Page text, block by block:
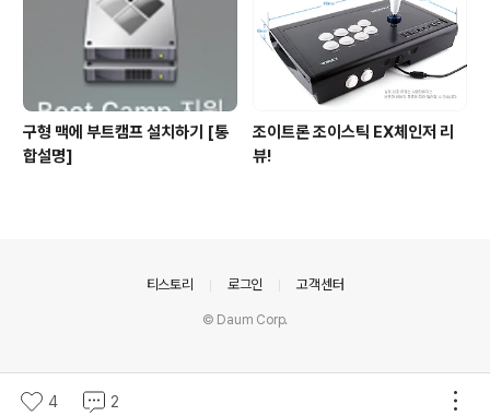
구형 맥에 부트캠프 설치하기 [통
합설명]
조이트론 조이스틱 EX체인저 리
뷰!
4 2
티스토리 로그인 고객센터
© Daum Corp.